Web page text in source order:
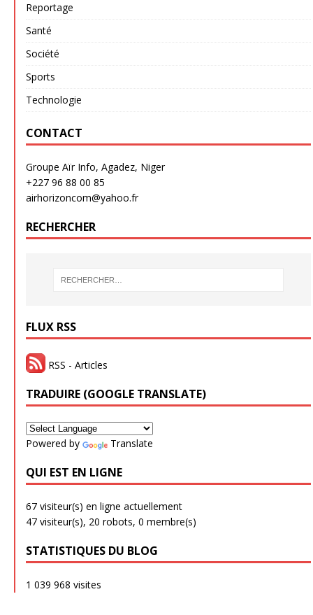
Reportage
Santé
Société
Sports
Technologie
CONTACT
Groupe Aïr Info, Agadez, Niger
+227 96 88 00 85
airhorizoncom@yahoo.fr
RECHERCHER
FLUX RSS
RSS - Articles
TRADUIRE (GOOGLE TRANSLATE)
Powered by Translate
QUI EST EN LIGNE
67 visiteur(s) en ligne actuellement
47 visiteur(s), 20 robots, 0 membre(s)
STATISTIQUES DU BLOG
1 039 968 visites